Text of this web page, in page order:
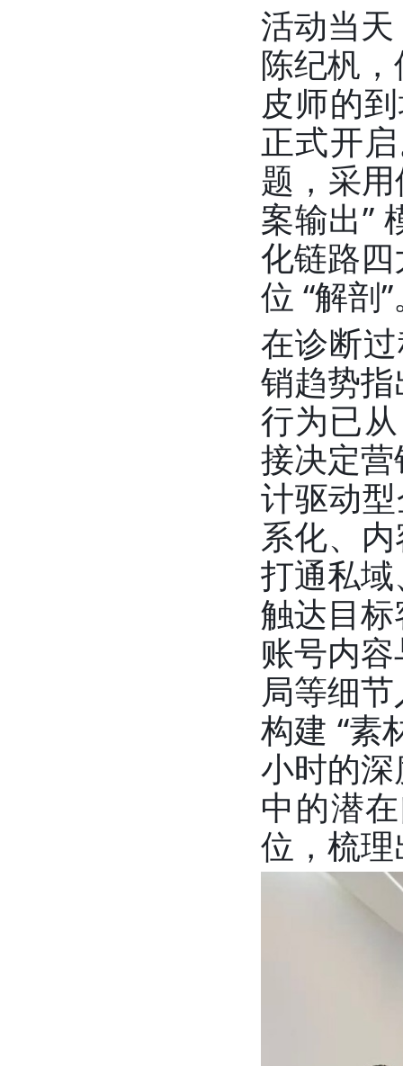
活动当
陈纪杋
皮师的
正式开
题，采
案输出”
化链路
位 “解剖
在诊断
销趋势
行为已
接决定
计驱动
系化、
打通私
触达目
账号内
局等细
构建 “素
小时的
中的潜
位，梳